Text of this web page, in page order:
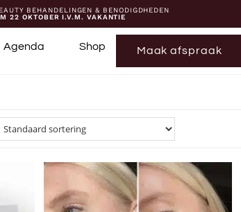
BEHANDELINGEN & BENODIGDHEDEN
22 OKTOBER I.V.M. VAKANTIE
Agenda Shop Maak afspraak